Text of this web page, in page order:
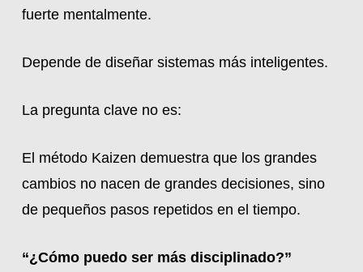
fuerte mentalmente.
Depende de diseñar sistemas más inteligentes.
La pregunta clave no es:
El método Kaizen demuestra que los grandes
cambios no nacen de grandes decisiones, sino
de pequeños pasos repetidos en el tiempo.
“¿Cómo puedo ser más disciplinado?”